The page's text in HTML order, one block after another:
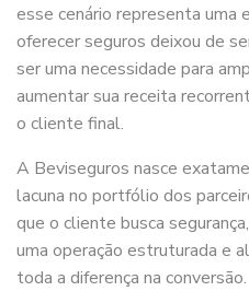
esse cenário representa uma
oferecer seguros deixou de
ser uma necessidade para
aumentar sua receita
o cliente final.
A Beviseguros nasce
lacuna no portfólio dos
que o cliente busca
uma operação estruturada e
toda a diferença na conversão.